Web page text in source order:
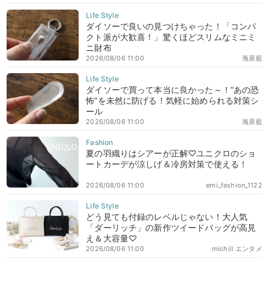
ダイソーで良いの見つけちゃった！「コンパ
クト派が大歓喜！」驚くほどスリムなミニミ
ニ財布
海原藍
2026/08/06 11:00
ダイソーで買って本当に良かった～！“あの恐
怖”を未然に防げる！気軽に始められる対策シ
ール
海原藍
2026/08/06 11:00
夏の羽織りはシアーが正解♡ユニクロのショ
ートカーデが涼しげ＆冷房対策で使える！
emi_fashion_1122
2026/08/06 11:00
どう見ても付録のレベルじゃない！大人気
「ダーリッチ」の新作ツイードバッグが高見
え＆大容量♡
michill エンタメ
2026/08/06 11:00